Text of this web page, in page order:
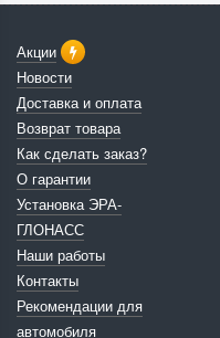
Акции
Новости
Доставка и оплата
Возврат товара
Как сделать заказ?
О гарантии
Установка ЭРА-
ГЛОНАСС
Наши работы
Контакты
Рекомендации для
автомобиля